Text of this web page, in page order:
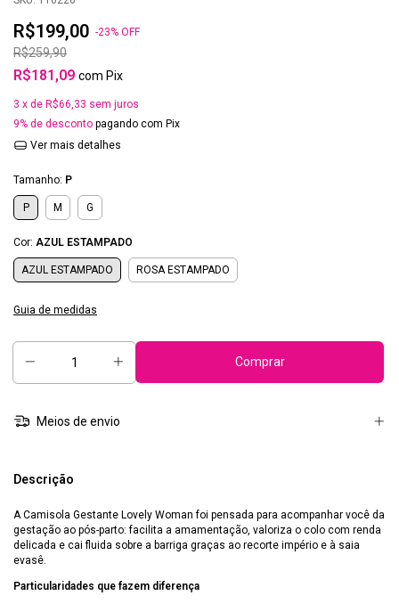
R$199,00 -23% OFF
R$259,90
R$181,09 com Pix
3 x de R$66,33 sem juros
9% de desconto pagando com Pix
Ver mais detalhes
Tamanho: P
P M G
Cor: AZUL ESTAMPADO
AZUL ESTAMPADO ROSA ESTAMPADO
Guia de medidas
Meios de envio
Descrição
A Camisola Gestante Lovely Woman foi pensada para acompanhar você da
gestação ao pós-parto: facilita a amamentação, valoriza o colo com renda
delicada e cai fluida sobre a barriga graças ao recorte império e à saia
evasê.
Particularidades que fazem diferença